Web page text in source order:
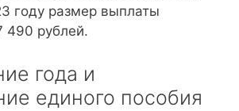
году размер выплаты
490 рублей.
года и
единого пособия